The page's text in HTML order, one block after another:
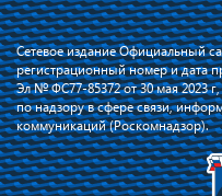
Сетевое издание Официальный
регистрационный номер и дата
Эл № ФС77-85372 от 30 мая 2023
по надзору в сфере связи,
коммуникаций (Роскомнадзор).